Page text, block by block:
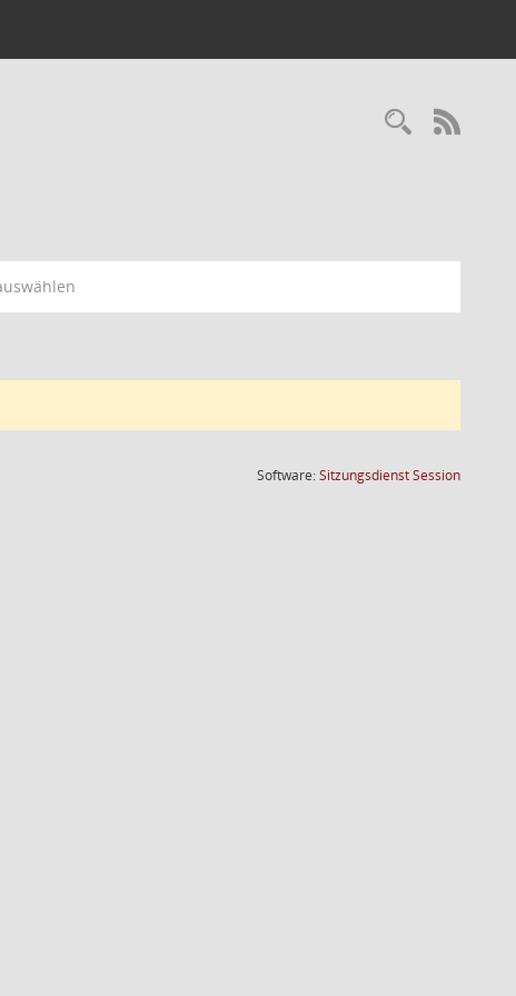
Software:SitzungsdienstSession(Wird in